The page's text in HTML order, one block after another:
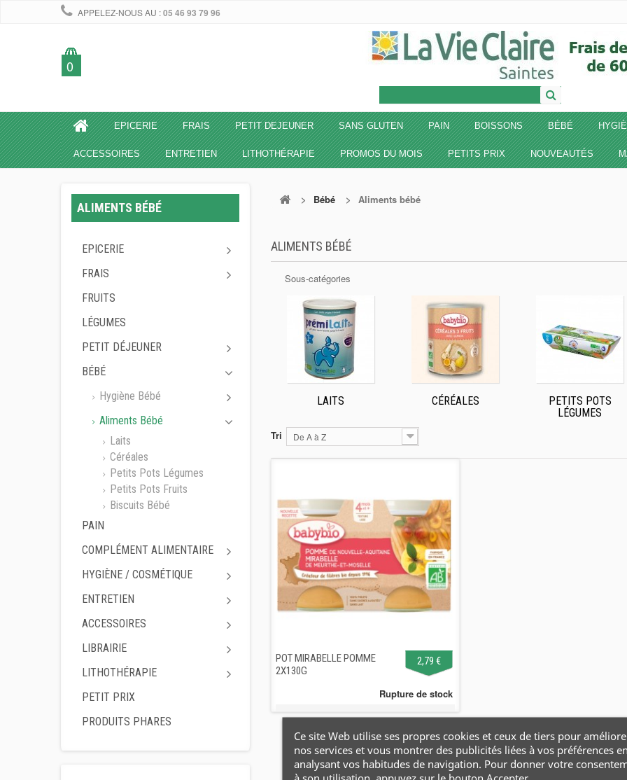
APPELEZ-NOUS AU :05 46 93 79 96
0
EPICERIE FRAIS PETIT DEJEUNER SANS GLUTEN PAIN BOISSONS BÉBÉ
ACCESSOIRES ENTRETIEN LITHOTHÉRAPIE PROMOS DU MOIS PETITS PRIX NOUVEAUTÉS
ALIMENTS BÉBÉ
EPICERIE
FRAIS
FRUITS
LÉGUMES
PETIT DÉJEUNER
BÉBÉ
Hygiène Bébé
Aliments Bébé
Laits
Céréales
Petits Pots Légumes
Petits Pots Fruits
Biscuits Bébé
PAIN
COMPLÉMENT ALIMENTAIRE
HYGIÈNE / COSMÉTIQUE
ENTRETIEN
ACCESSOIRES
LIBRAIRIE
LITHOTHÉRAPIE
PETIT PRIX
PRODUITS PHARES
> Bébé > Aliments bébé
ALIMENTS BÉBÉ
Sous-catégories
LAITS CÉRÉALES
PETITS POTS
LÉGUMES
Tri De A à Z
POT MIRABELLE POMME
2X130G
2,79 €
Rupture de stock
Ce site Web utilise ses propres cookies et ceux de tiers pour
nos services et vous montrer des publicités liées à vos préférences en
analysant vos habitudes de navigation. Pour donner votre
à son utilisation, appuyez sur le bouton Accepter.